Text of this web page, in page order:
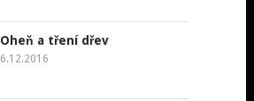
Oheň a tření dřev
6.12.2016